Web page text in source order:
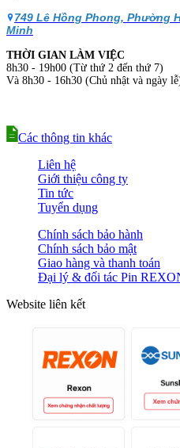
749 Lê Hồng Phong, Phường
Minh
THỜI GIAN LÀM VIỆC
8h30 - 19h00 (Từ thứ 2 đến thứ 7)
Và 8h30 - 16h30 (Chủ nhật và ngày
Các thông tin khác
Liên hệ
Giới thiệu công ty
Tin tức
Tuyển dụng
Chính sách bảo hành
Chính sách bảo mật
Giao hàng và thanh toán
Đại lý & đối tác Pin
Website liên kết